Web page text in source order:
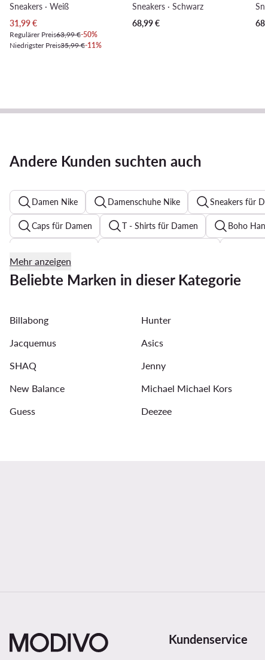
Sneakers · Weiß
Aktueller Preis
31,99€
Regulärer Preis63,99 €-50%
Niedrigster Preis35,99 €-11%
Sneakers · Schwarz
68,99€
Andere Kunden suchten auch
Damen Nike Damenschuhe Nike Sneakers für
Caps für Damen T - Shirts für Damen Boho
Reebok Classic Damen Reebok Sneaker
Guess Schuhe Damen
Mehr anzeigen
Beliebte Marken in dieser Kategorie
Billabong Hunter
Jacquemus
Asics
SHAQ
Jenny
New Balance
Michael Michael Kors
Guess
Deezee
Kundenservice